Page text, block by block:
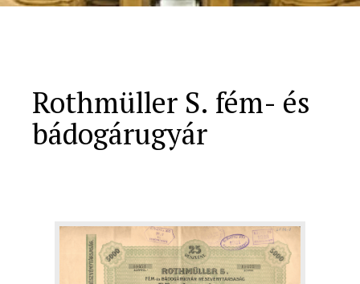
Rothmüller S. fém- és
bádogárugyár